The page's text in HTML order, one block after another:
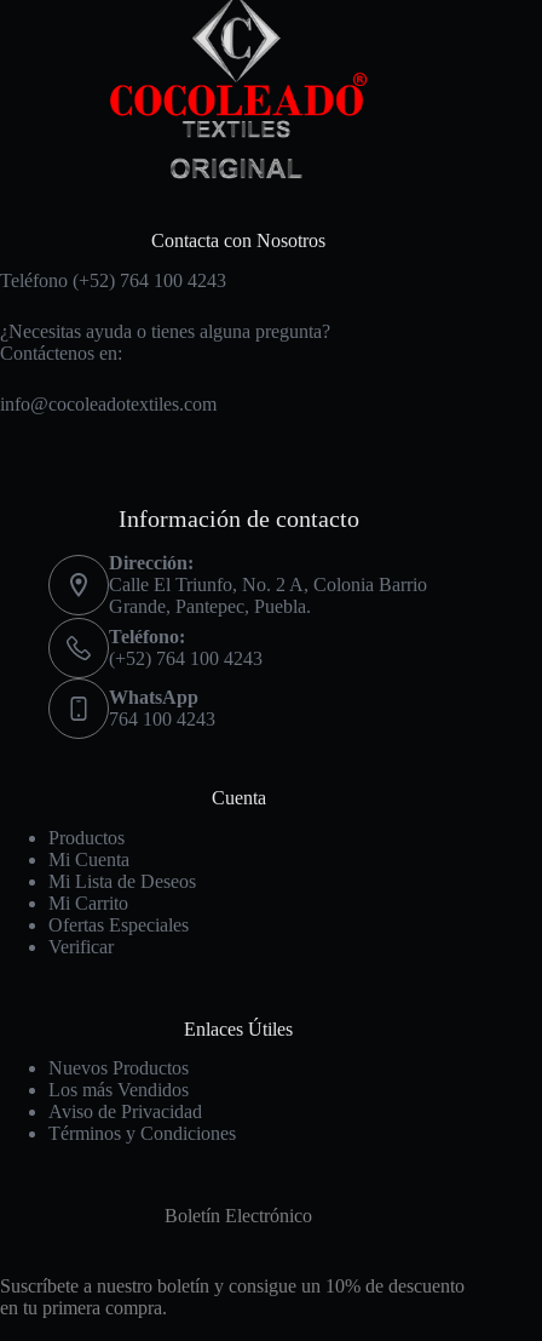
Contacta con Nosotros
Teléfono (+52) 764 100 4243
¿Necesitas ayuda o tienes alguna pregunta?
Contáctenos en:
info@cocoleadotextiles.com
Información de contacto
Dirección:
Calle El Triunfo, No. 2 A, Colonia Barrio
Grande, Pantepec, Puebla.
Teléfono:
(+52) 764 100 4243
WhatsApp
764 100 4243
Cuenta
Productos
Mi Cuenta
Mi Lista de Deseos
Mi Carrito
Ofertas Especiales
Verificar
Enlaces Útiles
Nuevos Productos
Los más Vendidos
Aviso de Privacidad
Términos y Condiciones
Boletín Electrónico
Suscríbete a nuestro boletín y consigue un 10% de descuento
en tu primera compra.